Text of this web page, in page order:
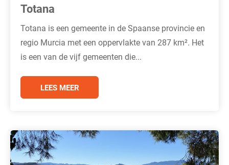
Totana
Totana is een gemeente in de Spaanse provincie en
regio Murcia met een oppervlakte van 287 km². Het
is een van de vijf gemeenten die...
LEES MEER